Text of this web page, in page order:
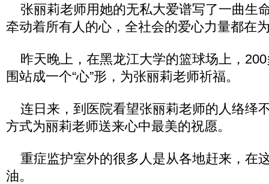
张丽莉老师用她的无私大爱谱写了一曲生
牵动着所有人的心，全社会的爱心力量都在
昨天晚上，在黑龙江大学的篮球场上，
围站成一个“心”形，为张丽莉老师祈福。
连日来，到医院看望张丽莉老师的人络绎
方式为丽莉老师送来心中最美的祝愿。
重症监护室外的很多人是从各地赶来，在
油。